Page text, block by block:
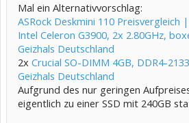
Mal ein Alternativvorschlag:
ASRock Deskmini 110 Preisvergleich
Intel Celeron G3900, 2x 2.80GHz,
Geizhals Deutschland
2x Crucial SO-DIMM 4GB, DDR4-
Geizhals Deutschland
Aufgrund des nur geringen
eigentlich zu einer SSD mit 240GB